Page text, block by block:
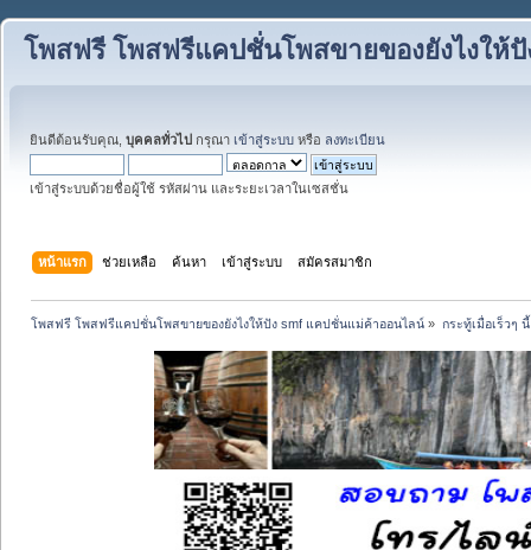
โพสฟรี โพสฟรีแคปชั่นโพสขายของยังไงให้
ยินดีต้อนรับคุณ, บุคคลทั่วไป กรุณา เข้าสู่ระบบ หรือ ลงทะเบียน
เข้าสู่ระบบด้วยชื่อผู้ใช้ รหัสผ่าน และระยะเวลาในเซสชั่น
หน้าแรก ช่วยเหลือ ค้นหา เข้าสู่ระบบ สมัครสมาชิก
โพสฟรี โพสฟรีแคปชั่นโพสขายของยังไงให้ปัง smf แคปชั่นแม่ค้าออนไลน์ » กระทู้เมื่อเร็วๆ นี้